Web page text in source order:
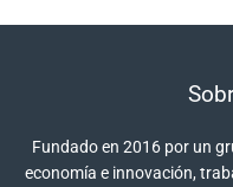
Fundado en 2016 por un
economía e innovación,